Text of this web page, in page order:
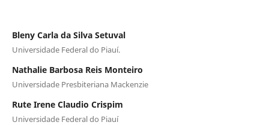
Bleny Carla da Silva Setuval
Universidade Federal do Piauí.
Nathalie Barbosa Reis Monteiro
Universidade Presbiteriana Mackenzie
Rute Irene Claudio Crispim
Universidade Federal do Piauí